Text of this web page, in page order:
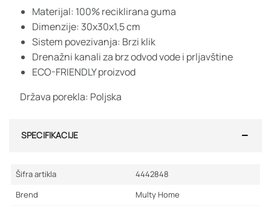
Materijal: 100% reciklirana guma
Dimenzije: 30x30x1,5 cm
Sistem povezivanja: Brzi klik
Drenažni kanali za brz odvod vode i prljavštine
ECO-FRIENDLY proizvod
Država porekla: Poljska
SPECIFIKACIJE
Šifra artikla
4442848
Brend
Multy Home